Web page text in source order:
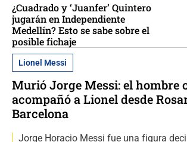
¿Cuadrado y ‘Juanfer’ Quintero
jugarán en Independiente
Medellín? Esto se sabe sobre el
posible fichaje
Lionel Messi
Murió Jorge Messi: el hombre
acompañó a Lionel desde
Barcelona
Jorge Horacio Messi fue una figura